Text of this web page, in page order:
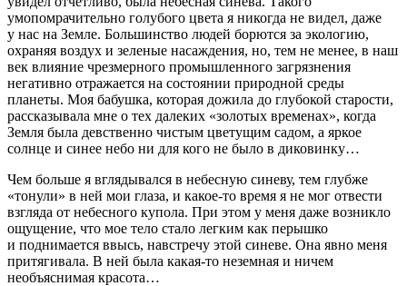
умопомрачительно голубого цвета я никогда не видел, даже
у нас на Земле. Большинство людей борются за экологию,
охраняя воздух и зеленые насаждения, но, тем не менее, в наш
век влияние чрезмерного промышленного загрязнения
негативно отражается на состоянии природной среды
планеты. Моя бабушка, которая дожила до глубокой старости,
рассказывала мне о тех далеких «золотых временах», когда
Земля была девственно чистым цветущим садом, а яркое
солнце и синее небо ни для кого не было в диковинку…
Чем больше я вглядывался в небесную синеву, тем глубже
«тонули» в ней мои глаза, и какое-то время я не мог отвести
взгляда от небесного купола. При этом у меня даже возникло
ощущение, что мое тело стало легким как перышко
и поднимается ввысь, навстречу этой синеве. Она явно меня
притягивала. В ней была какая-то неземная и ничем
необъяснимая красота…